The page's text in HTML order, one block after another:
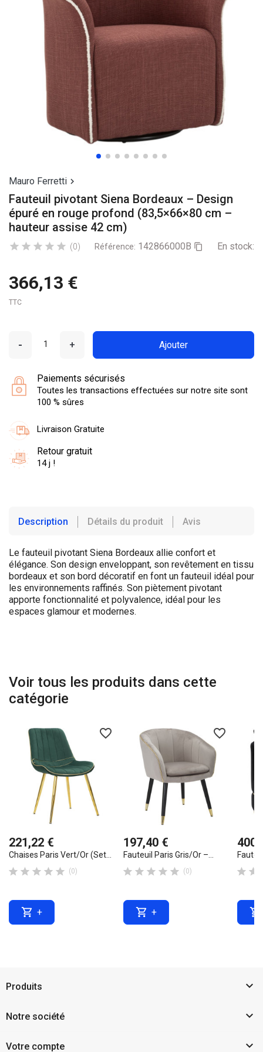
Mauro Ferretti 
Fauteuil pivotant Siena Bordeaux – Design
épuré en rouge profond (83,5×66×80 cm –
hauteur assise 42 cm)
     (0) Référence: 142866000B  En stock:
366,13 €
TTC
- + Ajouter
Paiements sécurisés
Toutes les transactions effectuées sur notre site sont
100 % sûres
Livraison Gratuite
Retour gratuit
14 j !
Description Détails du produit Avis
Le fauteuil pivotant Siena Bordeaux allie confort et
élégance. Son design enveloppant, son revêtement en tissu
bordeaux et son bord décoratif en font un fauteuil idéal pour
les environnements raffinés. Son piètement pivotant
apporte fonctionnalité et polyvalence, idéal pour les
espaces glamour et modernes.
Voir tous les produits dans cette
catégorie
favorite_border
221,22 €
Chaises Paris Vert/Or (set...
     (0)
 +
favorite_border
197,40 €
Fauteuil Paris Gris/Or –...
     (0)
 +
 

Produits 
Notre société 
Votre compte 